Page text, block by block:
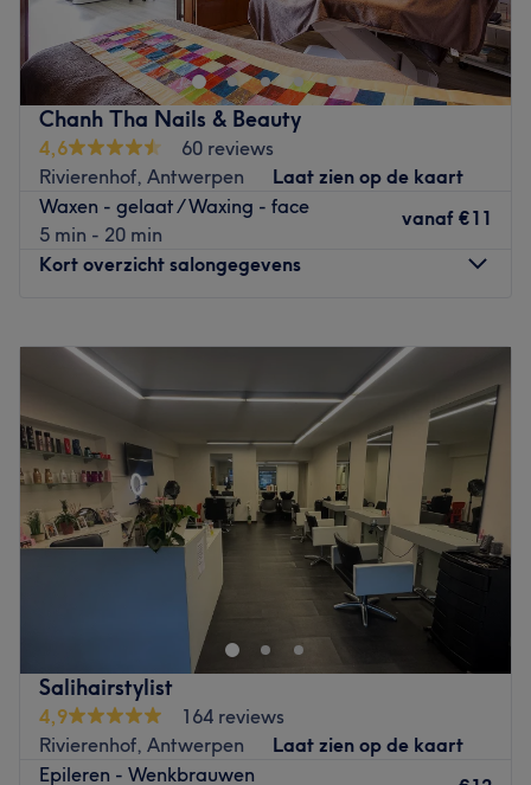
Chanh Tha Nails & Beauty
4,6
60 reviews
Rivierenhof, Antwerpen
Laat zien op de kaart
Waxen - gelaat / Waxing - face
5 min - 20 min
vanaf €11
Kort overzicht salongegevens
Dinsdag
10:00–18:00
Woensdag
10:00
10:00–18:00
Vrijdag
10:00
18:00
Zaterdag
10:00
18:00
Zondag
Gesloten
Welcome to Chanh Tha Nails & Beauty, Antwerpen, a
relaxing beauty spot where elegance and care come
together to create the perfect pampering experience.
Designed as a calm retreat from the busy city, this
welcoming salon focuses on delivering beautifully finished
nails with precision and attention to detail. Whether
you're popping in for a quick refresh or indulging in a full
nail treatment, the team ensures you leave feeling
Salihairstylist
4,9
164 reviews
Rivierenhof, Antwerpen
Laat zien op de kaart
Epileren - Wenkbrauwen